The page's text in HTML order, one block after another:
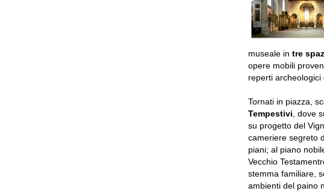
museale in tre
opere mobili
reperti archeologici
Tornati in piazza,
Tempestivi , dove
su progetto del
cameriere segreto
piani; al piano
Vecchio
stemma familiare,
ambienti del paino